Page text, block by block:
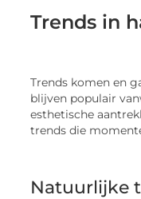
Trends in
Trends komen en
blijven populair
esthetische
trends die
Natuurlijke